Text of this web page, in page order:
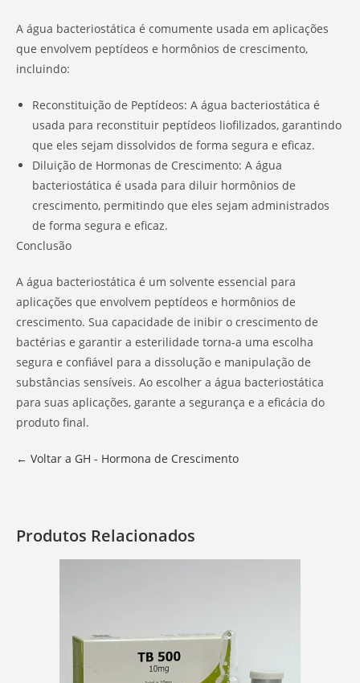
A água bacteriostática é comumente usada em aplicações
que envolvem peptídeos e hormônios de crescimento,
incluindo:
Reconstituição de Peptídeos: A água bacteriostática é
usada para reconstituir peptídeos liofilizados, garantindo
que eles sejam dissolvidos de forma segura e eficaz.
Diluição de Hormonas de Crescimento: A água
bacteriostática é usada para diluir hormônios de
crescimento, permitindo que eles sejam administrados
de forma segura e eficaz.
Conclusão
A água bacteriostática é um solvente essencial para
aplicações que envolvem peptídeos e hormônios de
crescimento. Sua capacidade de inibir o crescimento de
bactérias e garantir a esterilidade torna-a uma escolha
segura e confiável para a dissolução e manipulação de
substâncias sensíveis. Ao escolher a água bacteriostática
para suas aplicações, garante a segurança e a eficácia do
produto final.
← Voltar a GH - Hormona de Crescimento
Produtos Relacionados